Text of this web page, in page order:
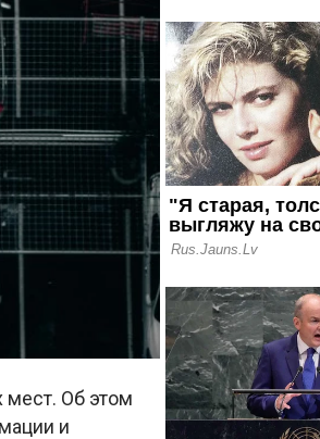
мест. Об этом
и